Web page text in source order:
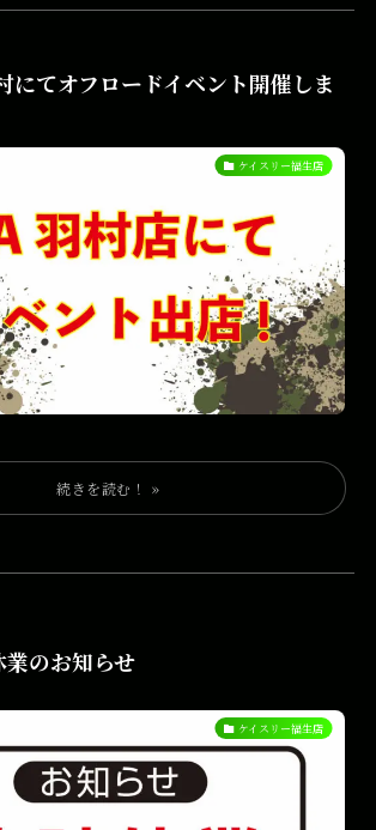
にてオフロードイベント開催しま
ケイスリー福生店
業のお知らせ
ケイスリー福生店